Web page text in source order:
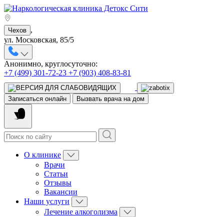
Чехов ,
ул. Московская, 85/5
Анонимно, круглосуточно:
+7 (499) 301-72-23 +7 (903) 408-83-81
Записаться онлайн Вызвать врача на дом
О клинике
Врачи
Статьи
Отзывы
Вакансии
Наши услуги
Лечение алкоголизма